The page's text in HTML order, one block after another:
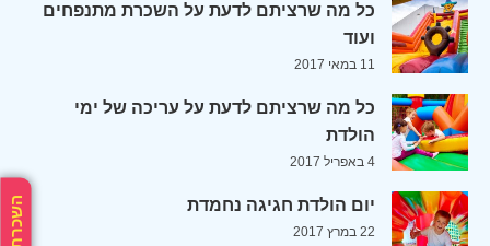
כל מה שרציתם לדעת על השכרת מתנפחים
ועוד
11 במאי 2017
כל מה שרציתם לדעת על עריכה של ימי
הולדת
4 באפריל 2017
יום הולדת חגיגה נחמדת
22 במרץ 2017